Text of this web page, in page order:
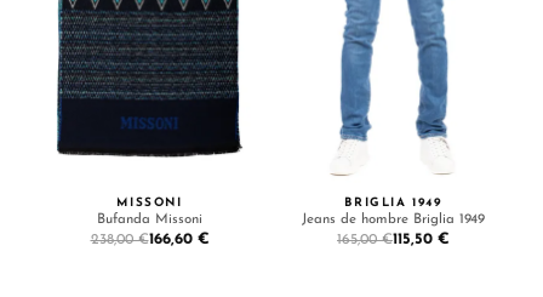
MISSONI
Bufanda Missoni
238,00 €166,60 €
BRIGLIA 1949
Jeans de hombre Briglia 1949
165,00 €115,50 €